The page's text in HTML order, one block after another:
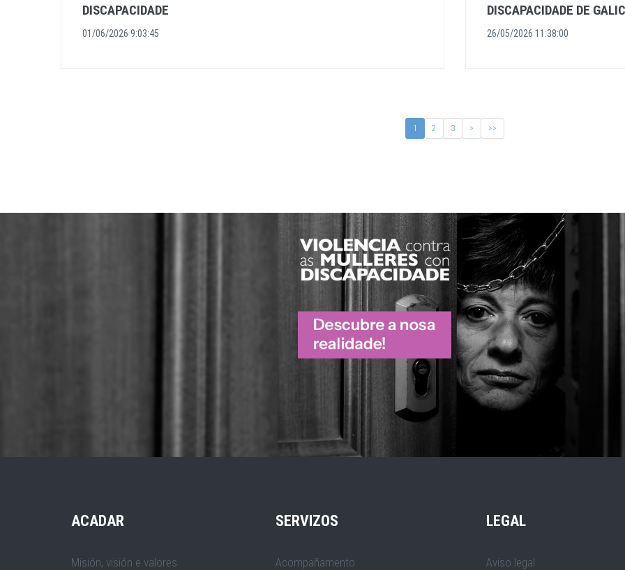
DISCAPACIDADE
01/06/2026 9:03:45
DISCAPACIDADE DE
26/05/2026 11:38:00
1 2 3 > >>
ACADAR
Misión, visión e valores
SERVIZOS
Acompañamento
LEGAL
Aviso legal